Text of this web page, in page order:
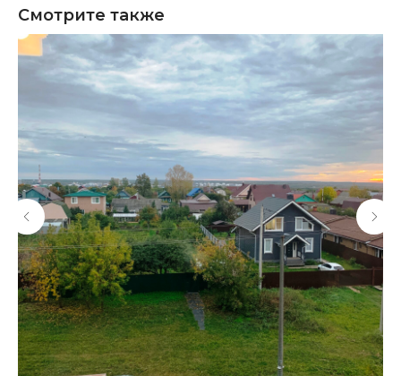
Смотрите также